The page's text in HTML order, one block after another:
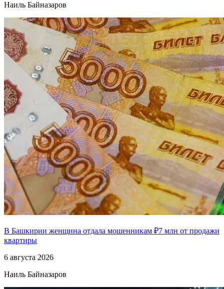
Наиль Байназаров
В Башкирии женщина отдала мошенникам ₽7 млн от продажи
квартиры
6 августа 2026
Наиль Байназаров